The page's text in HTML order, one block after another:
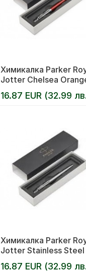
Химикалка Parker
Jotter Chelsea
оранжева
16.87 EUR (32.99
Химикалка Parker
Jotter Stainless Steel
16.87 EUR (32.99